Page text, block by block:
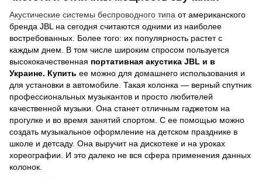
Акустические системы беспроводного типа от американского
бренда JBL на сегодня считаются одними из наиболее
востребованных. Более того: их популярность растет с
каждым днем. В том числе широким спросом пользуется
высококачественная портативная акустика JBL и в
Украине. Купить ее можно для домашнего использования и
для установки в автомобиле. Такая колонка — верный спутник
профессиональных музыкантов и просто любителей
качественной музыки. Она станет отличным гаджетом на
прогулке и во время занятий спортом. С ее помощью можно
создать музыкальное оформление на детском празднике в
школе и детсаду. Она выручит на дискотеке и на уроках
хореографии. И это далеко не вся сфера применения данных
колонок.